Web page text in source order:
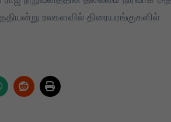
உலகளவில் திரையரங்குகளில்